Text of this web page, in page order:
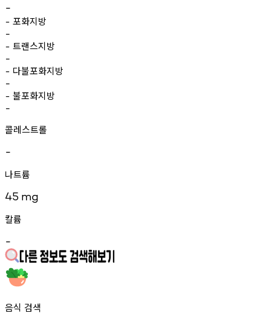
-
- 포화지방
-
- 트랜스지방
-
- 다불포화지방
-
- 불포화지방
-
콜레스트롤
-
나트륨
45 mg
칼륨
-
음식 검색